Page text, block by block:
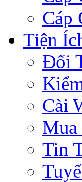
Cáp
Tiện
Đổi
Cài
Mua
Tin